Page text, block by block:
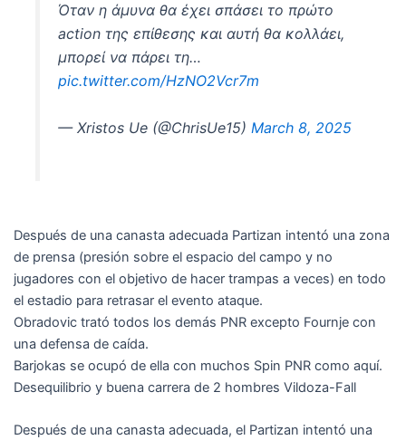
Όταν η άμυνα θα έχει σπάσει το πρώτο
action της επίθεσης και αυτή θα κολλάει,
μπορεί να πάρει τη…
pic.twitter.com/HzNO2Vcr7m
— Xristos Ue (@ChrisUe15) March 8, 2025
Después de una canasta adecuada Partizan intentó una zona
de prensa (presión sobre el espacio del campo y no
jugadores con el objetivo de hacer trampas a veces) en todo
el estadio para retrasar el evento ataque.
Obradovic trató todos los demás PNR excepto Fournje con
una defensa de caída.
Barjokas se ocupó de ella con muchos Spin PNR como aquí.
Desequilibrio y buena carrera de 2 hombres Vildoza-Fall
Después de una canasta adecuada, el Partizan intentó una